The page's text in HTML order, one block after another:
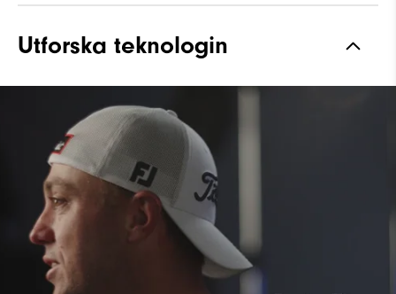
StratoFoam | Lättskött
Snörning
Grepp
Stabilitet
Dämpning
Utforska teknologin